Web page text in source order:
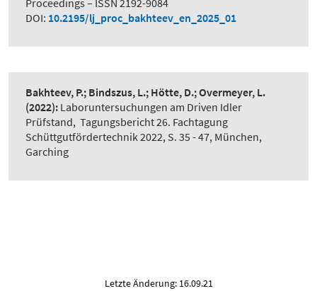
Proceedings – ISSN 2192-9084
DOI: 10.2195/lj_proc_bakhteev_en_2025_01
Bakhteev, P.; Bindszus, L.; Hötte, D.; Overmeyer, L.
(2022): Laboruntersuchungen am Driven Idler
Prüfstand, Tagungsbericht 26. Fachtagung
Schüttgutfördertechnik 2022, S. 35 - 47, München,
Garching
Letzte Änderung: 16.09.21